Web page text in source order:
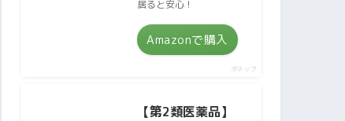
居ると安心！
Amazonで購入
ポチップ
【第2類医薬品】